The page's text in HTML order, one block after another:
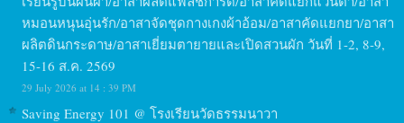
หมอนหนุนอุ่นรัก/อาสาจัดชุดกางเกงผ้าอ้อม/อาสาคัดแยกยา/อาสา
ผลิตดินกระดาษ/อาสาเยี่ยมตายายและเปิดสวนผัก วันที่ 1-2, 8-9,
15-16 ส.ค. 2569
29 July 2026 at 14 : 39 PM
Saving Energy 101 @ โรงเรียนวัดธรรมนาวา